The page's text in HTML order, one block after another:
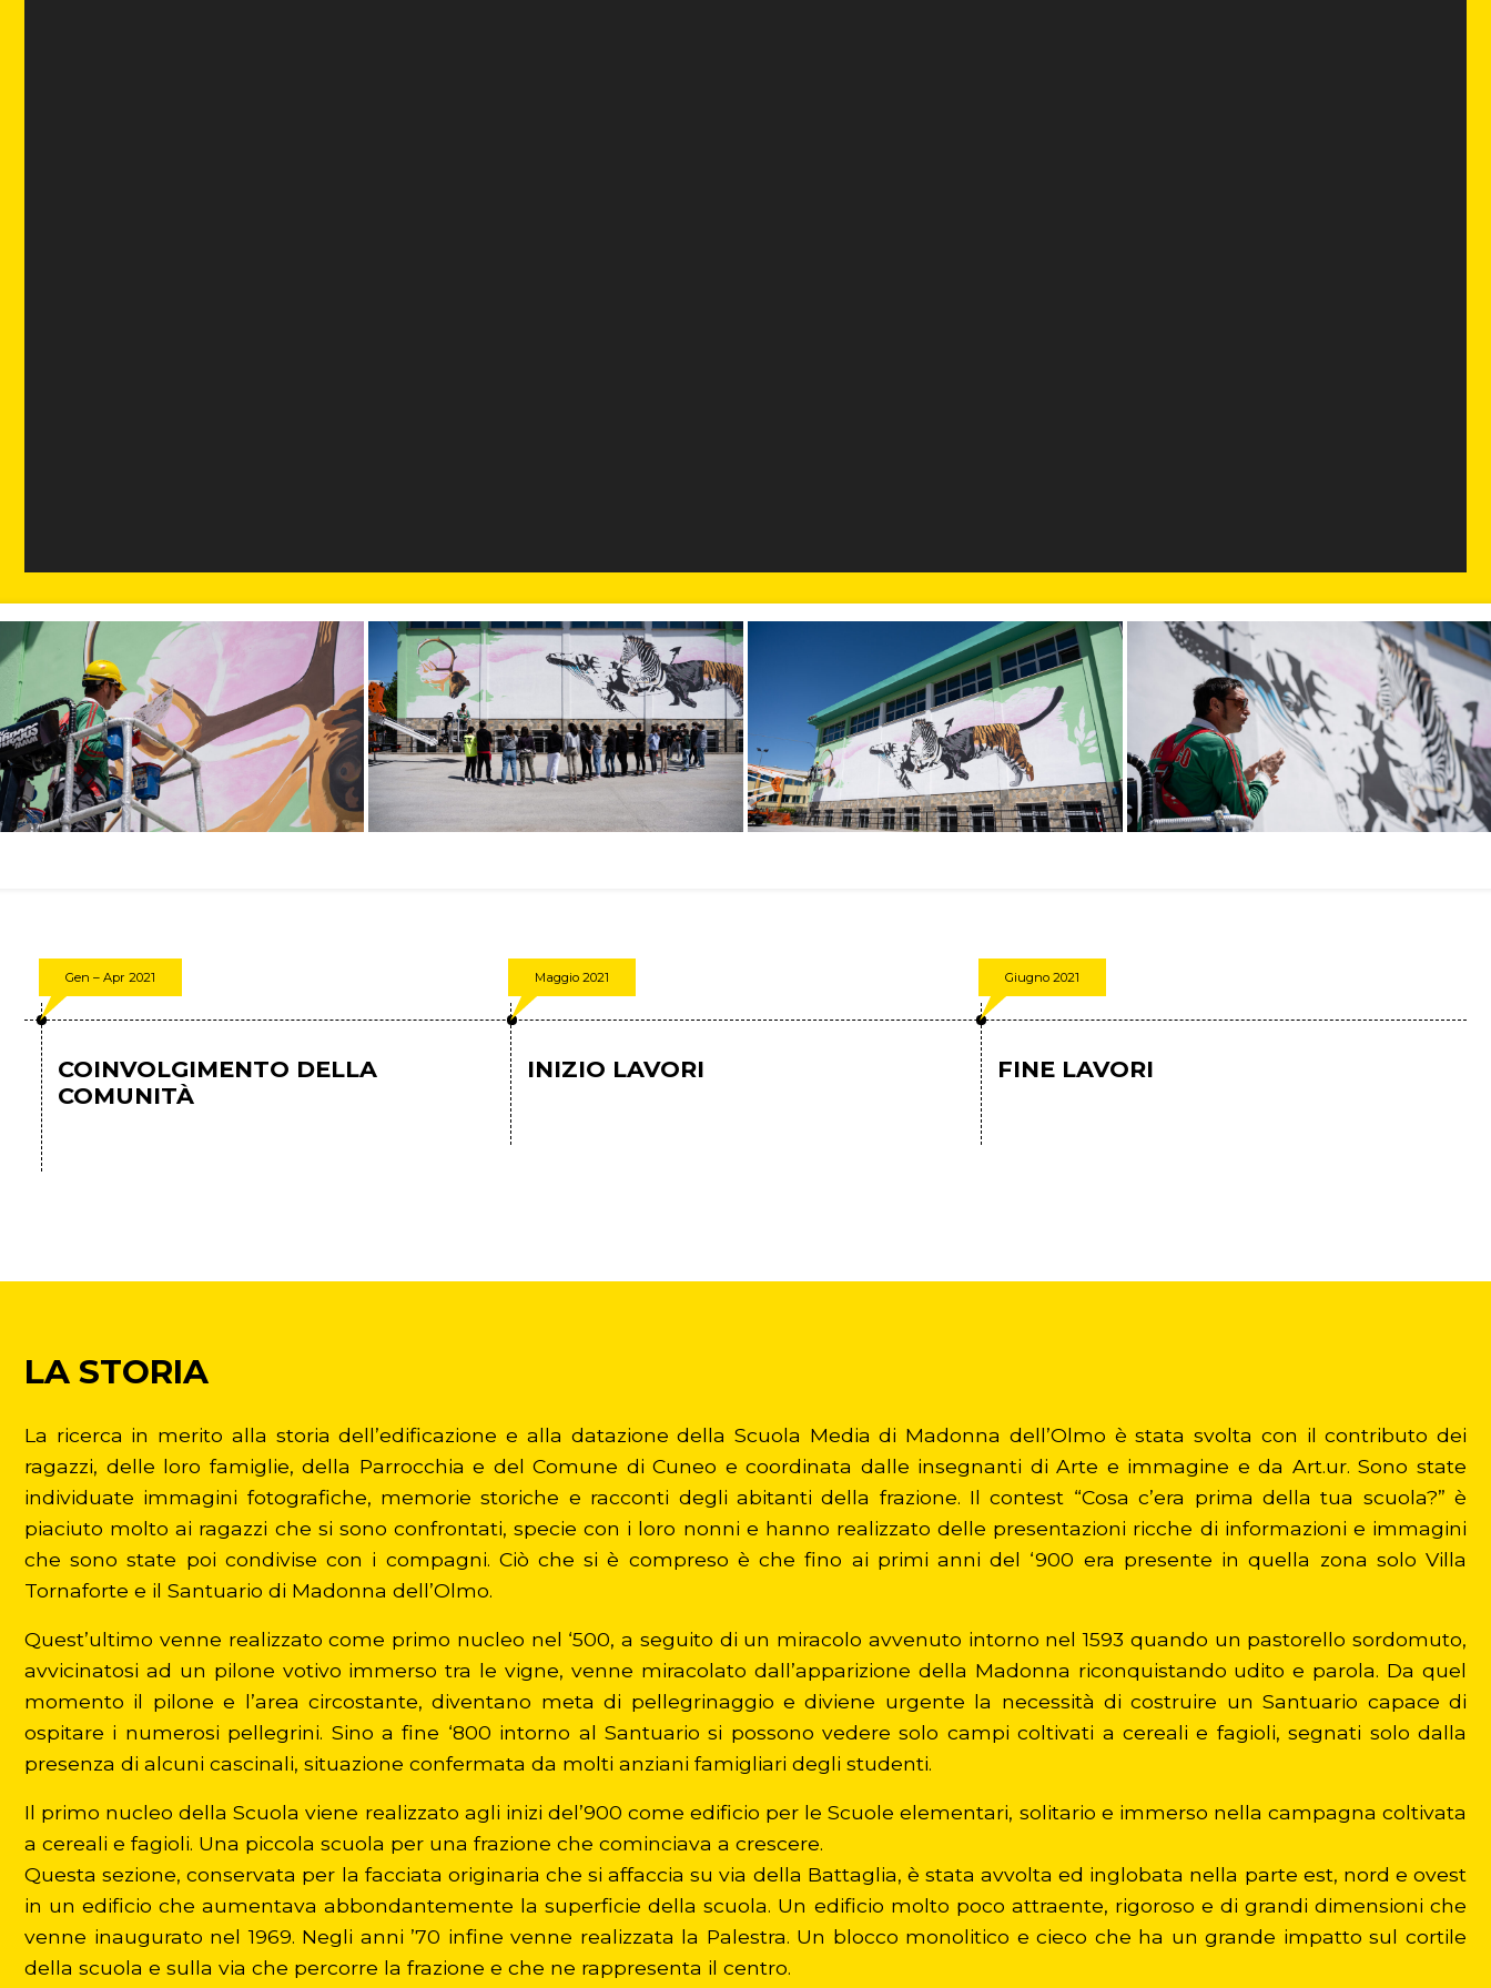
Video
Player
Gen – Apr 2021
COINVOLGIMENTO DELLA
COMUNITÀ
Maggio 2021
INIZIO LAVORI
Giugno 2021
FINE LAVORI
LA STORIA
La ricerca in merito alla storia dell’edificazione e alla datazione della Scuola Media di Madonna dell’Olmo è stata svolta con il contributo dei
ragazzi, delle loro famiglie, della Parrocchia e del Comune di Cuneo e coordinata dalle insegnanti di Arte e immagine e da Art.ur. Sono state
individuate immagini fotografiche, memorie storiche e racconti degli abitanti della frazione. Il contest “Cosa c’era prima della tua scuola?” è
piaciuto molto ai ragazzi che si sono confrontati, specie con i loro nonni e hanno realizzato delle presentazioni ricche di informazioni e immagini
che sono state poi condivise con i compagni. Ciò che si è compreso è che fino ai primi anni del ‘900 era presente in quella zona solo Villa
Tornaforte e il Santuario di Madonna dell’Olmo.
Quest’ultimo venne realizzato come primo nucleo nel ‘500, a seguito di un miracolo avvenuto intorno nel 1593 quando un pastorello sordomuto,
avvicinatosi ad un pilone votivo immerso tra le vigne, venne miracolato dall’apparizione della Madonna riconquistando udito e parola. Da quel
momento il pilone e l’area circostante, diventano meta di pellegrinaggio e diviene urgente la necessità di costruire un Santuario capace di
ospitare i numerosi pellegrini. Sino a fine ‘800 intorno al Santuario si possono vedere solo campi coltivati a cereali e fagioli, segnati solo dalla
presenza di alcuni cascinali, situazione confermata da molti anziani famigliari degli studenti.
Il primo nucleo della Scuola viene realizzato agli inizi del’900 come edificio per le Scuole elementari, solitario e immerso nella campagna coltivata
a cereali e fagioli. Una piccola scuola per una frazione che cominciava a crescere.
Questa sezione, conservata per la facciata originaria che si affaccia su via della Battaglia, è stata avvolta ed inglobata nella parte est, nord e ovest
in un edificio che aumentava abbondantemente la superficie della scuola. Un edificio molto poco attraente, rigoroso e di grandi dimensioni che
venne inaugurato nel 1969. Negli anni ’70 infine venne realizzata la Palestra. Un blocco monolitico e cieco che ha un grande impatto sul cortile
della scuola e sulla via che percorre la frazione e che ne rappresenta il centro.